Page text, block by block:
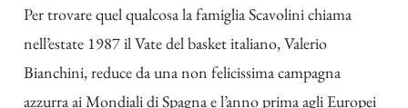
Per trovare quel qualcosa la famiglia Scavolini chiama
nell’estate 1987 il Vate del basket italiano, Valerio
Bianchini, reduce da una non felicissima campagna
azzurra ai Mondiali di Spagna e l’anno prima agli Europei